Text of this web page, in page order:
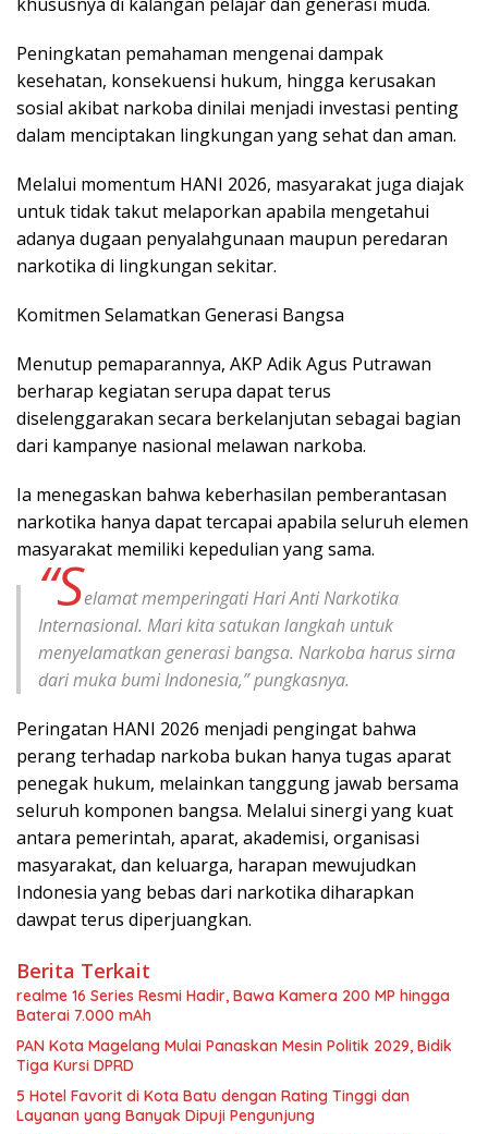
Peningkatan pemahaman mengenai dampak
kesehatan, konsekuensi hukum, hingga kerusakan
sosial akibat narkoba dinilai menjadi investasi penting
dalam menciptakan lingkungan yang sehat dan aman.
Melalui momentum HANI 2026, masyarakat juga diajak
untuk tidak takut melaporkan apabila mengetahui
adanya dugaan penyalahgunaan maupun peredaran
narkotika di lingkungan sekitar.
Komitmen Selamatkan Generasi Bangsa
Menutup pemaparannya, AKP Adik Agus Putrawan
berharap kegiatan serupa dapat terus
diselenggarakan secara berkelanjutan sebagai bagian
dari kampanye nasional melawan narkoba.
Ia menegaskan bahwa keberhasilan pemberantasan
narkotika hanya dapat tercapai apabila seluruh elemen
masyarakat memiliki kepedulian yang sama.
“Selamat memperingati Hari Anti Narkotika
Internasional. Mari kita satukan langkah untuk
menyelamatkan generasi bangsa. Narkoba harus sirna
dari muka bumi Indonesia,” pungkasnya.
Peringatan HANI 2026 menjadi pengingat bahwa
perang terhadap narkoba bukan hanya tugas aparat
penegak hukum, melainkan tanggung jawab bersama
seluruh komponen bangsa. Melalui sinergi yang kuat
antara pemerintah, aparat, akademisi, organisasi
masyarakat, dan keluarga, harapan mewujudkan
Indonesia yang bebas dari narkotika diharapkan
dawpat terus diperjuangkan.
Berita Terkait
realme 16 Series Resmi Hadir, Bawa Kamera 200 MP hingga
Baterai 7.000 mAh
PAN Kota Magelang Mulai Panaskan Mesin Politik 2029, Bidik
Tiga Kursi DPRD
5 Hotel Favorit di Kota Batu dengan Rating Tinggi dan
Layanan yang Banyak Dipuji Pengunjung